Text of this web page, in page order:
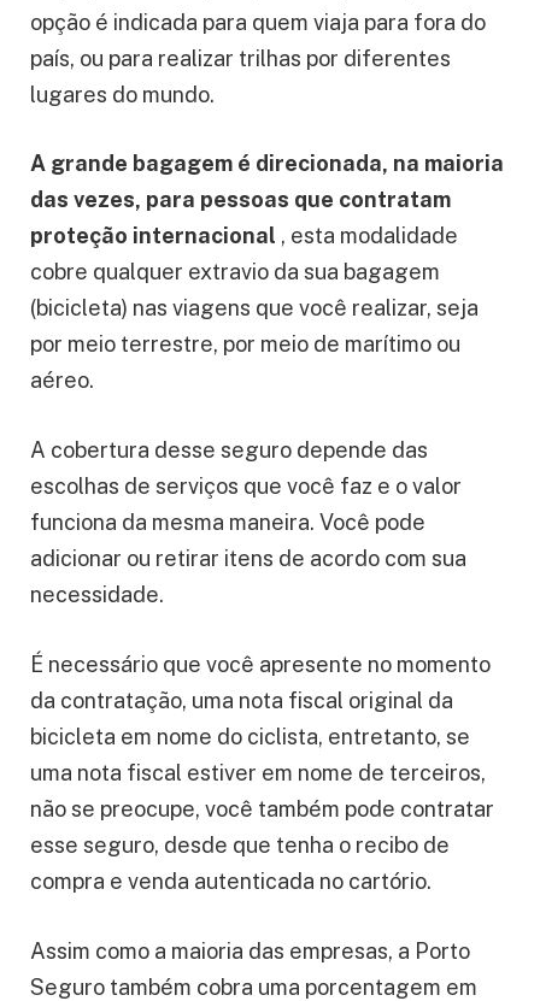
opção é indicada para quem viaja para fora do
país, ou para realizar trilhas por diferentes
lugares do mundo.
A grande bagagem é direcionada, na maioria
das vezes, para pessoas que contratam
proteção internacional , esta modalidade
cobre qualquer extravio da sua bagagem
(bicicleta) nas viagens que você realizar, seja
por meio terrestre, por meio de marítimo ou
aéreo.
A cobertura desse seguro depende das
escolhas de serviços que você faz e o valor
funciona da mesma maneira. Você pode
adicionar ou retirar itens de acordo com sua
necessidade.
É necessário que você apresente no momento
da contratação, uma nota fiscal original da
bicicleta em nome do ciclista, entretanto, se
uma nota fiscal estiver em nome de terceiros,
não se preocupe, você também pode contratar
esse seguro, desde que tenha o recibo de
compra e venda autenticada no cartório.
Assim como a maioria das empresas, a Porto
Seguro também cobra uma porcentagem em